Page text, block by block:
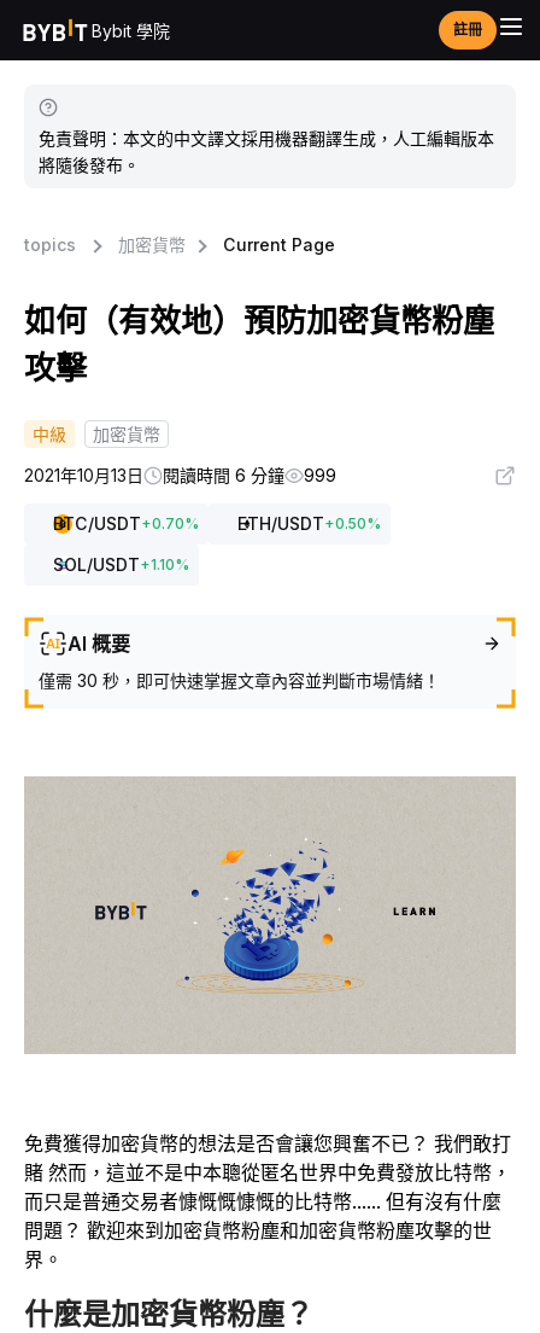
Bybit 學院 註冊
免責聲明：本文的中文譯文採用機器翻譯生成，人工編輯版本
將隨後發布。
topics 加密貨幣 Current Page
如何（有效地）預防加密貨幣粉塵
攻擊
中級
加密貨幣
2021年10月13日
閱讀時間 6 分鐘 999
BTC/USDT+0.70% ETH/USDT+0.50%
SOL/USDT+1.10%
AI 概要
僅需 30 秒，即可快速掌握文章內容並判斷市場情緒！
免費獲得加密貨幣的想法是否會讓您興奮不已？ 我們敢打
賭 然而，這並不是中本聰從匿名世界中免費發放比特幣，
而只是普通交易者慷慨慨慷慨的比特幣...... 但有沒有什麼
問題？ 歡迎來到加密貨幣粉塵和加密貨幣粉塵攻擊的世
界。
什麼是加密貨幣粉塵？